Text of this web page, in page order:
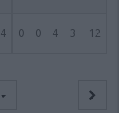
4 0 0 4 3 12